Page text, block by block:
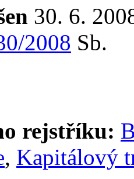
30. 6.
2008 Sb.
rejstříku:
, Kapitálový